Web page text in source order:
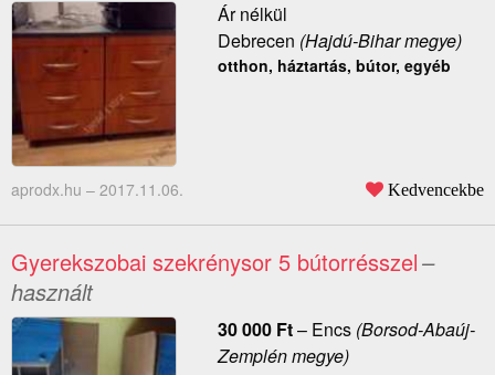
Ár nélkül
Debrecen (Hajdú-Bihar megye)
otthon, háztartás, bútor, egyéb
aprodx.hu – 2017.11.06. Kedvencekbe
Gyerekszobai szekrénysor 5 bútorrésszel–
használt
30 000 Ft– Encs(Borsod-Abaúj-
Zemplén megye)